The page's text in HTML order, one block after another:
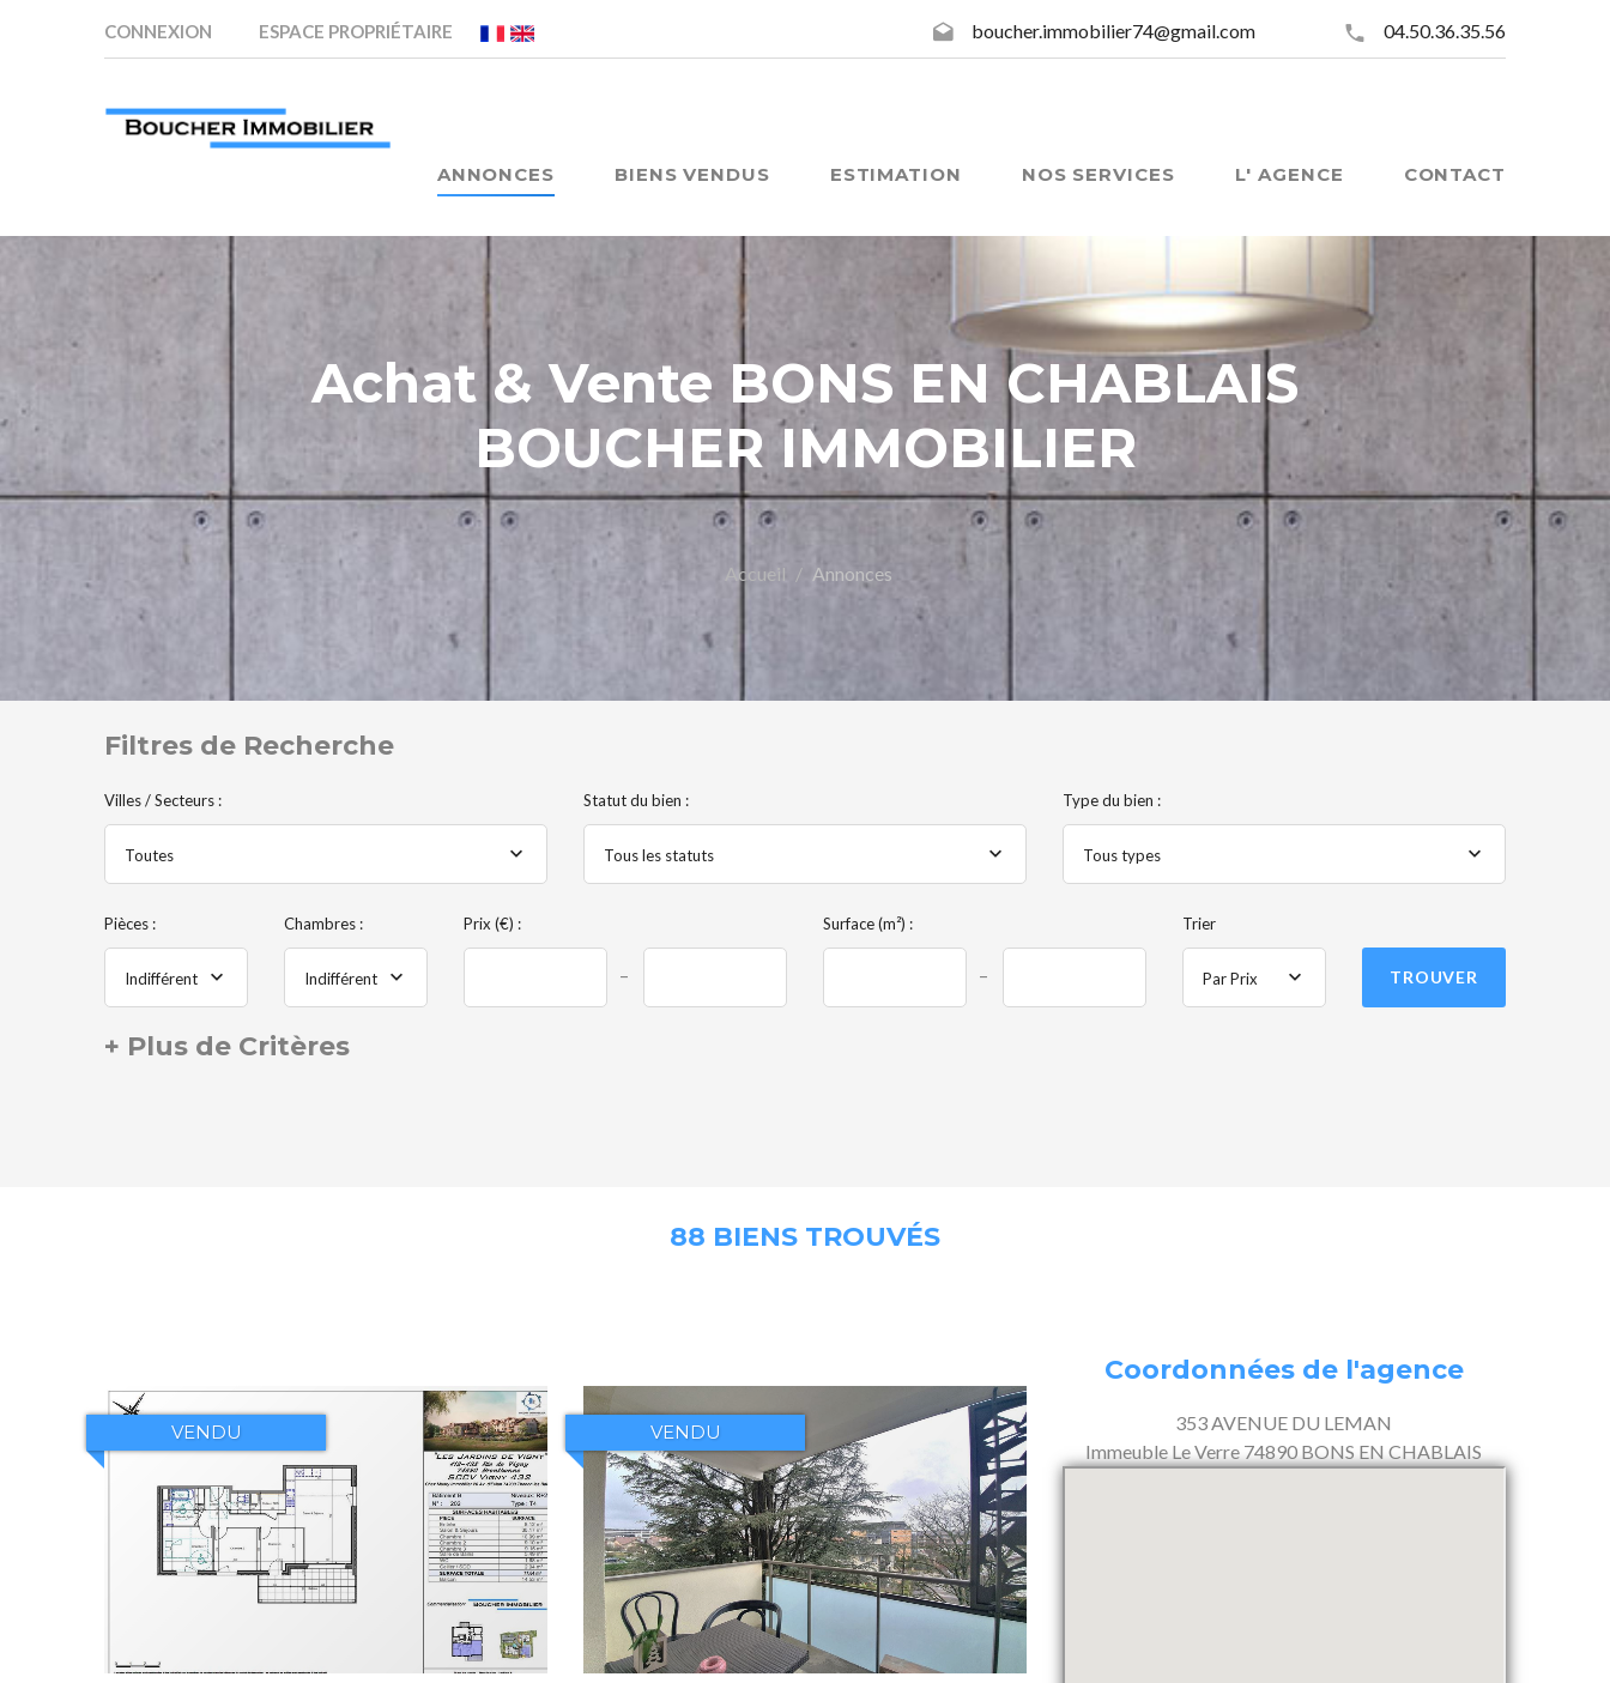
CONNEXION ESPACE PROPRIÉTAIRE boucher.immobilier74@gmail.com 04.50.36.35.56
ANNONCES BIENS VENDUS ESTIMATION NOS SERVICES L' AGENCE CONTACT
Achat & Vente BONS EN CHABLAIS
BOUCHER IMMOBILIER
Accueil Annonces
Filtres de Recherche
Villes / Secteurs :
Toutes
Statut du bien :
Tous les statuts
Type du bien :
Tous types
Pièces :
Indifférent
Chambres :
Indifférent
Prix (€) : Surface (m²) : Trier
Par Prix TROUVER
+ Plus de Critères
88 BIENS TROUVÉS
VENDU VENDU
Coordonnées de l'agence
353 AVENUE DU LEMAN
Immeuble Le Verre 74890 BONS EN CHABLAIS